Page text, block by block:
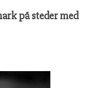
på steder med